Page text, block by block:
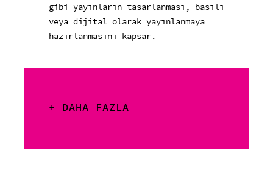
gibi yayınların tasarlanması, basılı
veya dijital olarak yayınlanmaya
hazırlanmasını kapsar.
+ DAHA FAZLA